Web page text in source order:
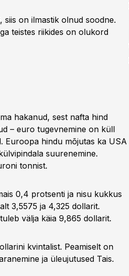
siis on ilmastik olnud soodne.
teistes riikides on olukord
hakanud, sest nafta hind
– euro tugevnemine on küll
Euroopa hindu mõjutas ka USA
suurenemine.
tonnist.
0,4 protsenti ja nisu kukkus
3,5575 ja 4,325 dollarit.
välja käia 9,865 dollarit.
kvintalist. Peamiselt on
ja üleujutused Tais.